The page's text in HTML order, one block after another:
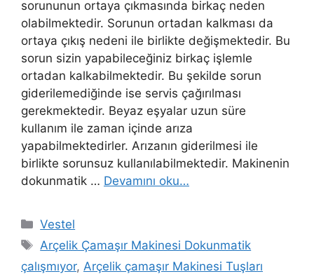
sorununun ortaya çıkmasında birkaç neden
olabilmektedir. Sorunun ortadan kalkması da
ortaya çıkış nedeni ile birlikte değişmektedir. Bu
sorun sizin yapabileceğiniz birkaç işlemle
ortadan kalkabilmektedir. Bu şekilde sorun
giderilemediğinde ise servis çağırılması
gerekmektedir. Beyaz eşyalar uzun süre
kullanım ile zaman içinde arıza
yapabilmektedirler. Arızanın giderilmesi ile
birlikte sorunsuz kullanılabilmektedir. Makinenin
dokunmatik … Devamını oku…
Kategoriler
Vestel
Etiketler
Arçelik Çamaşır Makinesi Dokunmatik
çalışmıyor, Arçelik çamaşır Makinesi Tuşları